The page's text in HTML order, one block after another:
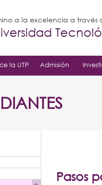
a la excelencia a través
la UTP Admisión
Pasos